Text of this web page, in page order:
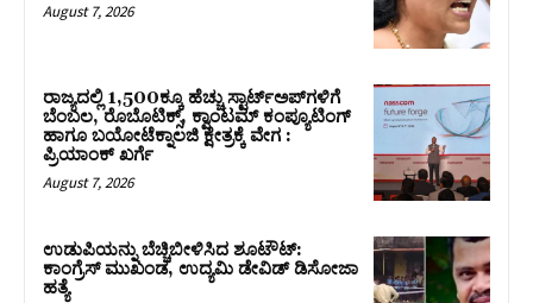
August 7, 2026
ರಾಜ್ಯದಲ್ಲಿ 1,500ಕ್ಕೂ ಹೆಚ್ಚು ಸ್ಟಾರ್ಟ್‌ಅಪ್‌ಗಳಿಗೆ
ಬೆಂಬಲ, ರೊಬೊಟಿಕ್ಸ್, ಕ್ವಾಂಟಮ್ ಕಂಪ್ಯೂಟಿಂಗ್
ಹಾಗೂ ಬಯೋಟೆಕ್ನಾಲಜಿ ಕ್ಷೇತ್ರಕ್ಕೆ ವೇಗ :
ಪ್ರಿಯಾಂಕ್‌ ಖರ್ಗೆ
August 7, 2026
ಉಡುಪಿಯನ್ನು ಬೆಚ್ಚಿಬೀಳಿಸಿದ ಶೂಟೌಟ್‌:
ಕಾಂಗ್ರೆಸ್‌ ಮುಖಂಡ, ಉದ್ಯಮಿ ಡೇವಿಡ್ ಡಿಸೋಜಾ
ಹತ್ಯೆ